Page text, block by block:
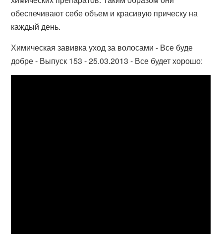
обеспечивают себе объем и красивую прическу на
каждый день.
Химическая завивка уход за волосами - Все буде
добре - Выпуск 153 - 25.03.2013 - Все будет хорошо: